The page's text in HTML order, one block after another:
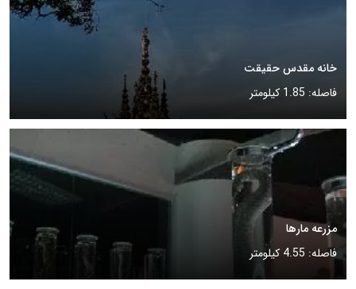
خانه مقدس حقیقت
فاصله: 1.85 کیلومتر
مزرعه مارها
فاصله: 4.55 کیلومتر